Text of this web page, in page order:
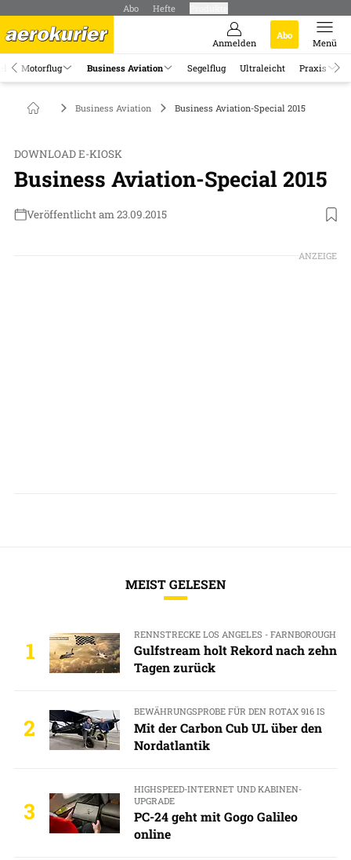
Abo Hefte
Anmelden
Abo
Menü
Motorflug Business Aviation Segelflug Ultraleicht Praxis
Business Aviation Business Aviation-Special 2015
DOWNLOAD E-KIOSK
Business Aviation-Special 2015
Veröffentlicht am 23.09.2015
ANZEIGE
MEIST GELESEN
1
RENNSTRECKE LOS ANGELES - FARNBOROUGH
Gulfstream holt Rekord nach zehn
Tagen zurück
2
BEWÄHRUNGSPROBE FÜR DEN ROTAX 916 IS
Mit der Carbon Cub UL über den
Nordatlantik
3
HIGHSPEED-INTERNET UND KABINEN-
UPGRADE
PC-24 geht mit Gogo Galileo
online